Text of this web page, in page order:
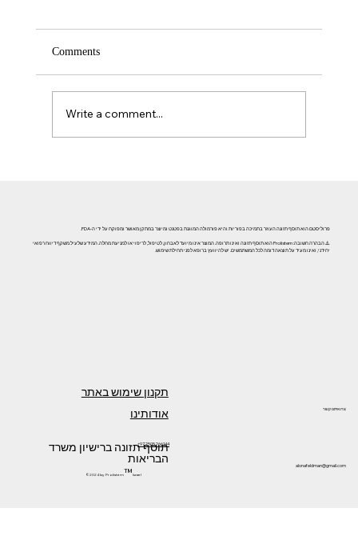
Comments
Write a comment...
©2024 by Prolistem™Israel
פרוליסטם הוא תוסף תזונה העוזר בתמיכה בפוריות והיא פורמולה המוגנת בפטנט ומיוצר במתקן מאושר ומפוקח על ידי ה-FDA.
⚠️ הבהרה חשובה: Prolistem הוא תוסף תזונה ואינו תרופה. המוצר אינו מיועד לאבחון, לטיפול, לריפוי או למניעת מחלה. המידע שלעיל משקף דיווח רפואי
יחידני, ואינו מעיד על תוצאה דומה לכל המשתמשים. יש להיוועץ ברופא לפני תחילת שימוש.
אודותינו
תקנון שימוש באתר
תוסף תזונה ברישיון משרד
הבריאות alonafeldman@gmail.com
צרו איתנו קשר
+972505266144